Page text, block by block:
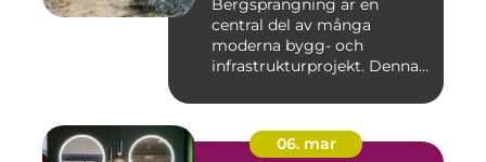
Bergsprängning är en
central del av många
moderna bygg- och
infrastrukturprojekt. Denna
06. mar